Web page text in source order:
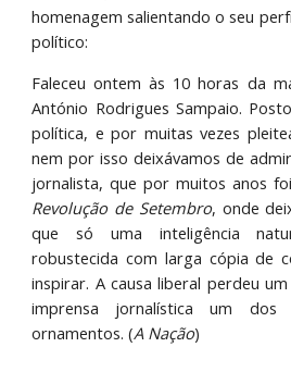
homenagem salientando o seu
político:
Faleceu ontem às 10 horas da
António Rodrigues Sampaio.
política, e por muitas vezes
nem por isso deixávamos de
jornalista, que por muitos anos
Revolução de Setembro, onde
que só uma inteligência
robustecida com larga cópia de
inspirar. A causa liberal perdeu
imprensa jornalística um dos
ornamentos. (A Nação)